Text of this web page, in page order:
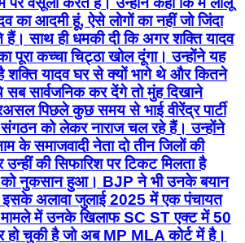
का आदमी हूं, ऐसे लोगों का नहीं जो जिंदा
साथ ही धमकी दी कि अगर शक्ति यादव
पूरा कच्चा चिट्ठा खोल दूंगा। उन्होंने यह
शक्ति यादव घर से क्यों भागे थे और कितने
सार्वजनिक कर देंगे तो मुंह दिखाने
पिछले कुछ समय से भाई वीरेंद्र पार्टी
को लेकर नाराज चल रहे हैं। उन्होंने
के समाजवादी नेता दो तीन जिलों की
की सिफारिश पर टिकट मिलता है
को नुकसान हुआ। BJP ने भी उनके बयान
इसके अलावा जुलाई 2025 में एक पंचायत
में उनके खिलाफ SC ST एक्ट में 50
हो चुकी है जो अब MP MLA कोर्ट में है।